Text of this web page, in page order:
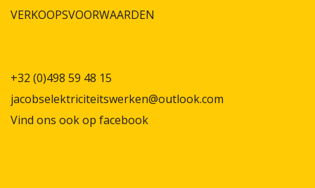
VERKOOPSVOORWAARDEN
+32 (0)498 59 48 15
jacobselektriciteitswerken@outlook.com
Vind ons ook op facebook